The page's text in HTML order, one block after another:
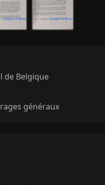
de Belgique
généraux